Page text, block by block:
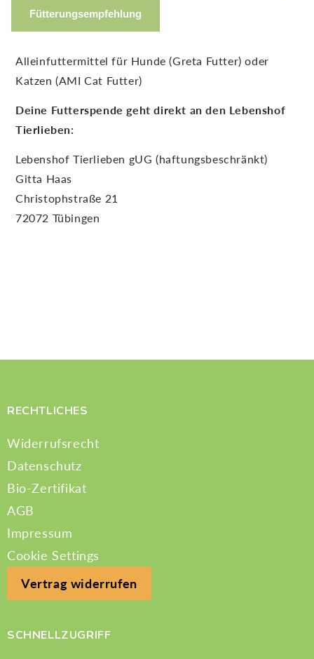
Fütterungsempfehlung
Alleinfuttermittel für Hunde (Greta Futter) oder
Katzen (AMI Cat Futter)
Deine Futterspende geht direkt an den Lebenshof
Tierlieben:
Lebenshof Tierlieben gUG (haftungsbeschränkt)
Gitta Haas
Christophstraße 21
72072 Tübingen
RECHTLICHES
Widerrufsrecht
Datenschutz
Bio-Zertifikat
AGB
Impressum
Cookie Settings
Vertrag widerrufen
SCHNELLZUGRIFF